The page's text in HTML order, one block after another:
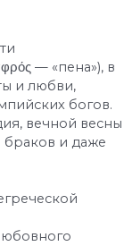
— «пена»), в
и любви,
богов.
вечной весны
браков и даже